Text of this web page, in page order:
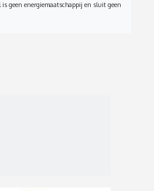
geen energiemaatschappij en sluit geen